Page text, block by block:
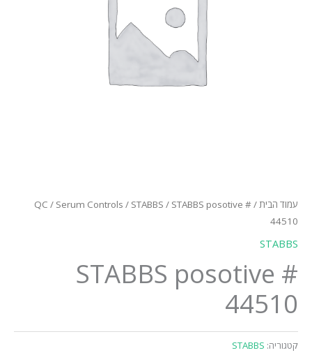
עמוד הבית/
QC / Serum Controls / STABBS / STABBS posotive #
44510
STABBS
STABBS posotive #
44510
קטגוריה: STABBS